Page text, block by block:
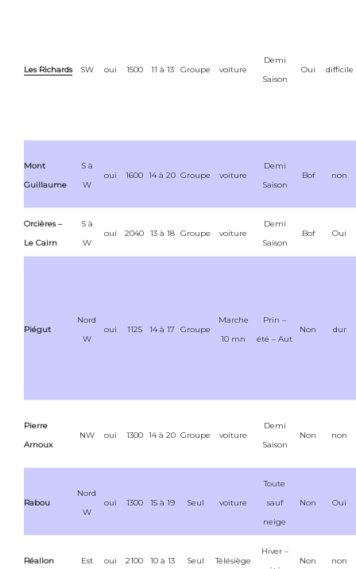
Les Richards SW oui 1500 11 à 13 Groupe voiture
Demi
Saison
Oui difficile
Mont
Guillaume
S à
W
oui 1600 14 à 20 Groupe voiture
Demi
Saison
Bof non
Orcières –
Le Cairn
S à
W
oui 2040 13 à 18 Groupe voiture
Demi
Saison
Bof Oui
Piégut
Nord
W
oui 1125 14 à 17 Groupe
Marche
10 mn
Prin –
été – Aut
Non dur
Pierre
Arnoux
NW oui 1300 14 à 20 Groupe voiture
Demi
Saison
Non non
Rabou
Nord
W
oui 1300 15 à 19 Seul voiture
Toute
sauf
neige
Non Oui
Réallon Est oui 2100 10 à 13 Seul Télésiège
Hiver –
Non non